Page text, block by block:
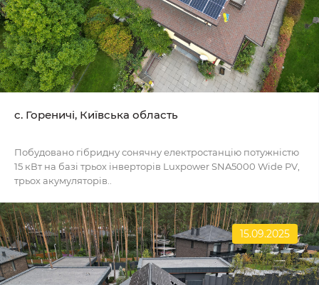
c. Гореничі, Київська область
Побудовано гібридну сонячну електростанцію потужністю
15 кВт на базі трьох інверторів Luxpower SNA5000 Wide PV,
трьох акумуляторів..
15.09.2025